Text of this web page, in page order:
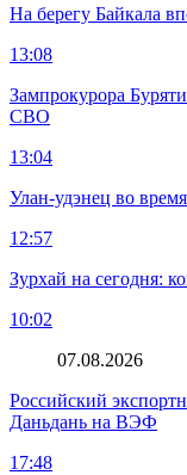
На берегу Байкала
13:08
Зампрокурора
СВО
13:04
Улан-удэнец во
12:57
Зурхай на сегодня:
10:02
07.08.2026
Российский
Даньдань на ВЭФ
17:48